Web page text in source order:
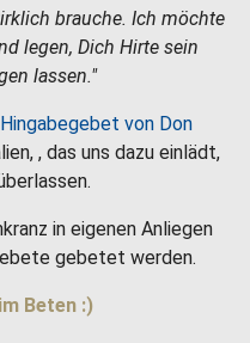
brauche. Ich möchte
legen, Dich Hirte sein
lassen."
Hingabegebet von Don
, das uns dazu einlädt,
in eigenen Anliegen
gebetet werden.
Beten :)